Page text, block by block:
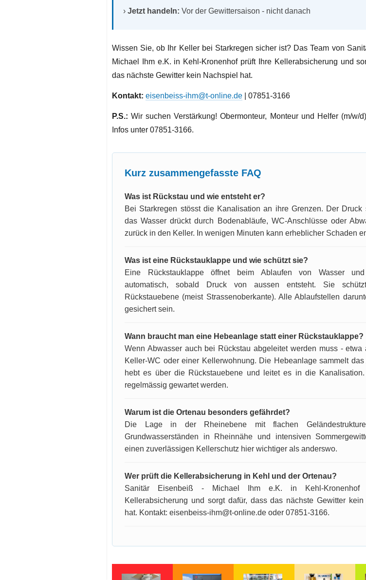
› Jetzt handeln: Vor der Gewittersaison - nicht danach
Wissen Sie, ob Ihr Keller bei Starkregen sicher ist? Das Team von
Michael Ihm e.K. in Kehl-Kronenhof prüft Ihre Kellerabsicherung und
das nächste Gewitter kein Nachspiel hat.
Kontakt: eisenbeiss-ihm@t-online.de | 07851-3166
P.S.: Wir suchen Verstärkung! Obermonteur, Monteur und Helfer (m/w/
Infos unter 07851-3166.
Kurz zusammengefasste FAQ
Was ist Rückstau und wie entsteht er?
Bei Starkregen stösst die Kanalisation an ihre Grenzen. Der Druck
das Wasser drückt durch Bodenabläufe, WC-Anschlüsse oder
zurück in den Keller. In wenigen Minuten kann erheblicher Schaden
Was ist eine Rückstauklappe und wie schützt sie?
Eine Rückstauklappe öffnet beim Ablaufen von Wasser
automatisch, sobald Druck von aussen entsteht. Sie
Rückstauebene (meist Strassenoberkante). Alle Ablaufstellen
gesichert sein.
Wann braucht man eine Hebeanlage statt einer Rückstauklappe?
Wenn Abwasser auch bei Rückstau abgeleitet werden muss - etwa
Keller-WC oder einer Kellerwohnung. Die Hebeanlage sammelt das
hebt es über die Rückstauebene und leitet es in die
regelmässig gewartet werden.
Warum ist die Ortenau besonders gefährdet?
Die Lage in der Rheinebene mit flachen
Grundwasserständen in Rheinnähe und intensiven
einen zuverlässigen Kellerschutz hier wichtiger als anderswo.
Wer prüft die Kellerabsicherung in Kehl und der Ortenau?
Sanitär Eisenbeiß - Michael Ihm e.K. in Kehl-
Kellerabsicherung und sorgt dafür, dass das nächste Gewitter kein
hat. Kontakt: eisenbeiss-ihm@t-online.de oder 07851-3166.